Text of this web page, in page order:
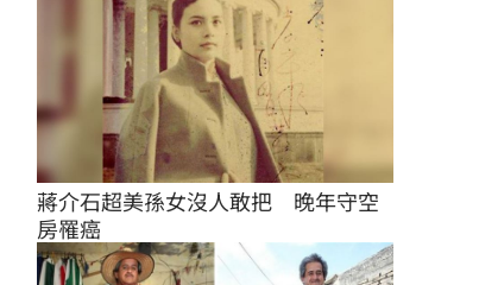
蔣介石超美孫女沒人敢把　晚年守空
房罹癌